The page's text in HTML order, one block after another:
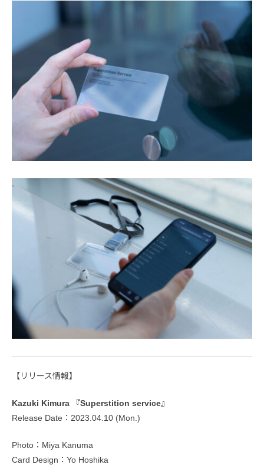
【リリース情報】
Kazuki Kimura 『Superstition service』
Release Date：2023.04.10 (Mon.)
Photo：Miya Kanuma
Card Design：Yo Hoshika